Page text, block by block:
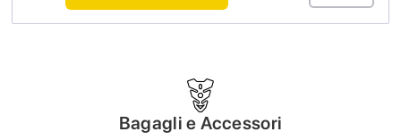
Bagagli e Accessori